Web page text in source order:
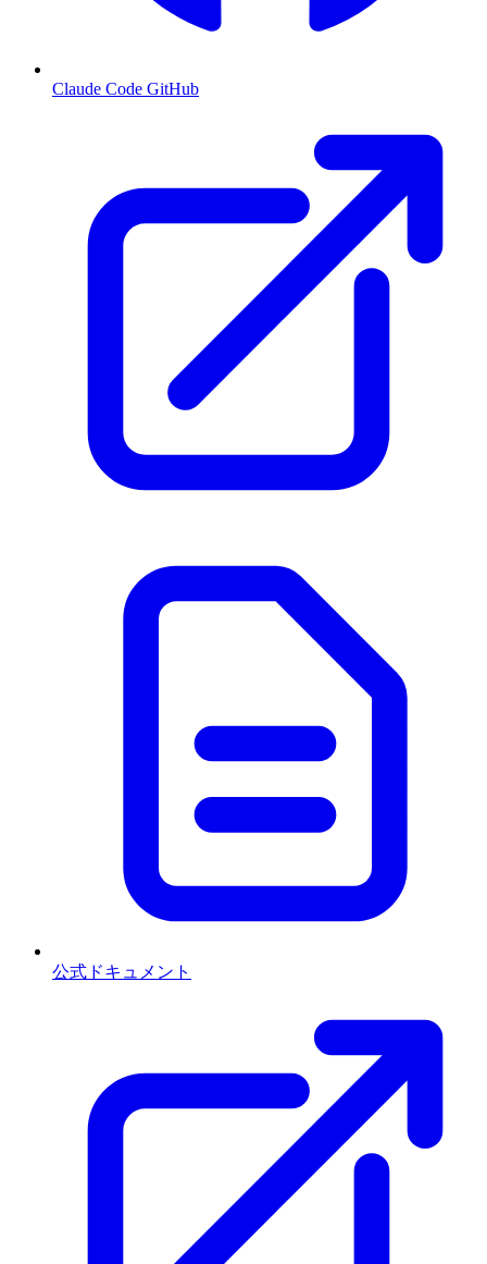
Claude Code GitHub
公式ドキュメント